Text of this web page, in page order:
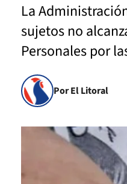
La
sujetos no
Personales por
Por El Litoral